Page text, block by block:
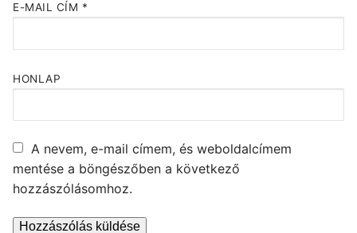
E-MAIL CÍM *
HONLAP
A nevem, e-mail címem, és weboldalcímem
mentése a böngészőben a következő
hozzászólásomhoz.